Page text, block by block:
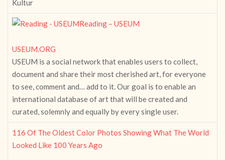
Kultur
Reading – USEUM
USEUM.ORG
USEUM is a social network that enables users to collect,
document and share their most cherished art, for everyone
to see, comment and… add to it. Our goal is to enable an
international database of art that will be created and
curated, solemnly and equally by every single user.
116 Of The Oldest Color Photos Showing What The World
Looked Like 100 Years Ago